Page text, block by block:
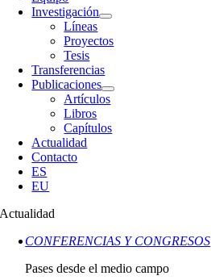
Investigación
Líneas
Proyectos
Tesis
Transferencias
Publicaciones
Artículos
Libros
Capítulos
Actualidad
Contacto
ES
EU
Actualidad
CONFERENCIAS Y CONGRESOS
Pases desde el medio campo